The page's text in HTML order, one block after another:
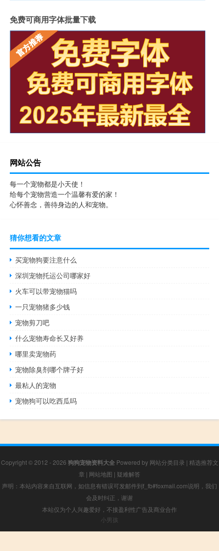
免费可商用字体批量下载
网站公告
每一个宠物都是小天使！
给每个宠物营造一个温馨有爱的家！
心怀善念，善待身边的人和宠物。
猜你想看的文章
买宠物狗要注意什么
深圳宠物托运公司哪家好
火车可以带宠物猫吗
一只宠物猪多少钱
宠物剪刀吧
什么宠物寿命长又好养
哪里卖宠物药
宠物除臭剂哪个牌子好
最粘人的宠物
宠物狗可以吃西瓜吗
Copyright © 2012 - 2026 狗狗宠物资料大全Powered by 网站分类目录 | 精选推荐文
章 | 网站地图 | 疑难解答
声明：本站内容来自互联网，如信息有错误可发邮件到f_fb#foxmail.com说明，我们
会及时纠正，谢谢
本站仅为个人兴趣爱好，不接盈利性广告及商业合作
小男孩